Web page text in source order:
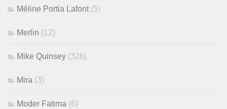
Méline Portia Lafont(5)
Merlin (12)
Mike Quinsey (326)
Mira (3)
Moder Fatima (6)